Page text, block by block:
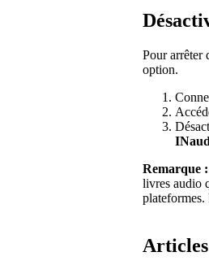
Pour arrêter
option.
Remarque :
livres audio